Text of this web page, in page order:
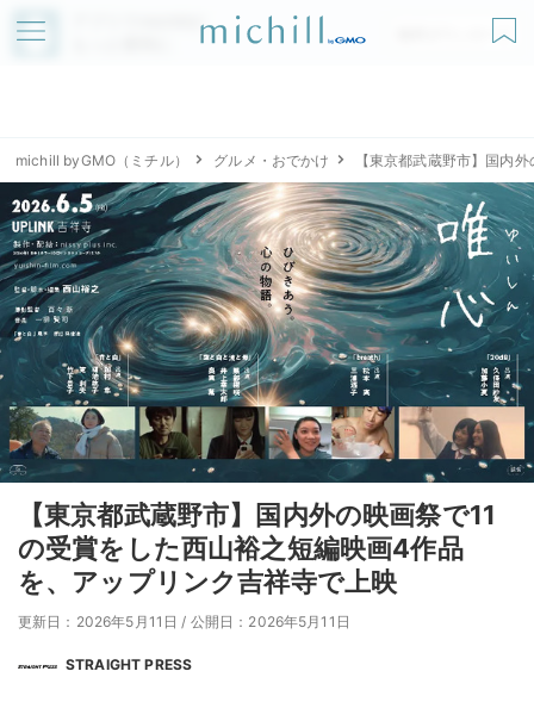
アプリでmichillが
無料ダウンロード
michill byGMO（ミチル） グルメ・おでかけ 【東京都武蔵野市】国内
【東京都武蔵野市】国内外の映画祭で11
の受賞をした⻄山裕之短編映画4作品
を、アップリンク吉祥寺で上映
更新日：2026年5月11日 / 公開日：2026年5月11日
STRAIGHT PRESS